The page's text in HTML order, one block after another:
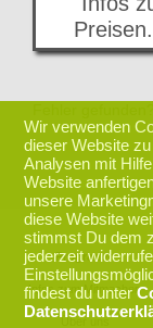
Programm
Infos zum Mitmachen
Über uns
Wir verwenden
dieser Website
Analysen mit
Website
unsere
diese Website
stimmst Du dem
jederzeit
findest du unter